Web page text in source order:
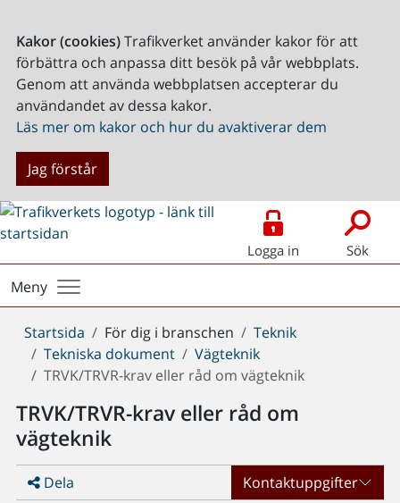
Kakor (cookies)Trafikverket använder kakor för att
förbättra och anpassa ditt besök på vår webbplats.
Genom att använda webbplatsen accepterar du
användandet av dessa kakor.
Läs mer om kakor och hur du avaktiverar dem
Jag förstår
Logga in Sök
Meny
Du
är
här:
Startsida För dig i branschen
Teknik
Tekniska dokument
Vägteknik
TRVK/TRVR-krav eller råd om vägteknik
TRVK/TRVR-krav eller råd om
vägteknik
Dela Kontaktuppgifter